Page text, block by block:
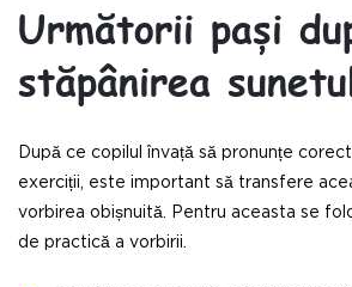
Următorii pași
stăpânirea
După ce copilul învață să pronunțe corect
exerciții, este important să transfere
vorbirea obișnuită. Pentru aceasta se
de practică a vorbirii.